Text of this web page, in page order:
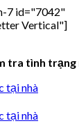
7 id="7042"
Vertical"]
tra tình